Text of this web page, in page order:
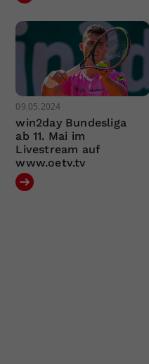
09.05.2024
win2day Bundesliga
ab 11. Mai im
Livestream auf
www.oetv.tv